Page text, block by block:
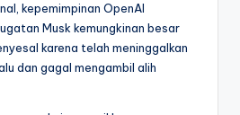
kepemimpinan OpenAI
Musk kemungkinan besar
karena telah meninggalkan
dan gagal mengambil alih